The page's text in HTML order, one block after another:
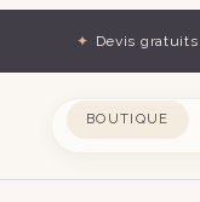
✦ Devis
BOUTIQUE